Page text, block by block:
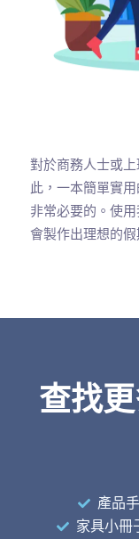
對於商務人士或
此，一本簡單實
非常必要的。使
會製作出理想的
查找
產品
家具小冊